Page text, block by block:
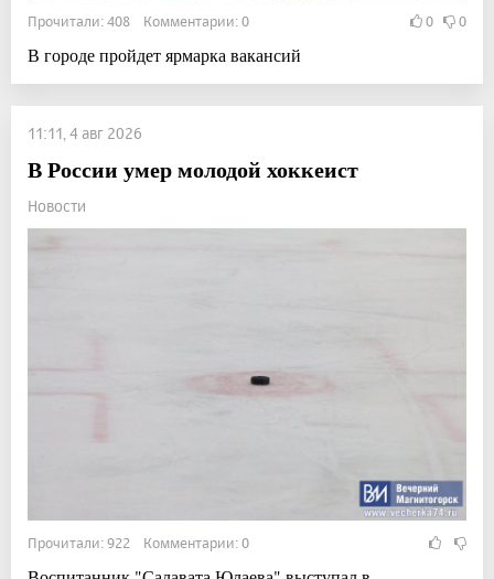
Прочитали: 408 Комментарии: 0 0 0
В городе пройдет ярмарка вакансий
11:11, 4 авг 2026
В России умер молодой хоккеист
Новости
Прочитали: 922 Комментарии: 0